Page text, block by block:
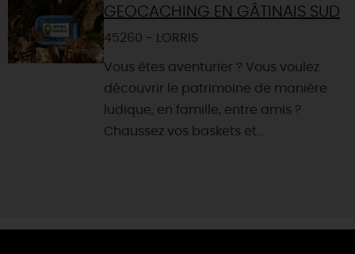
GEOCACHING EN GÂTINAIS SUD
45260 - LORRIS
Vous êtes aventurier ? Vous voulez
découvrir le patrimoine de manière
ludique, en famille, entre amis ?
Chaussez vos baskets et...